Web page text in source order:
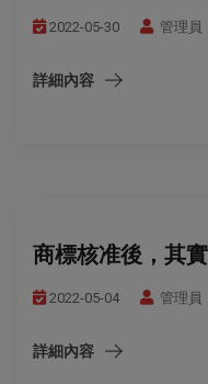
2022-05-30 管理員
詳細內容
商標核准後，其
2022-05-04 管理員
詳細內容